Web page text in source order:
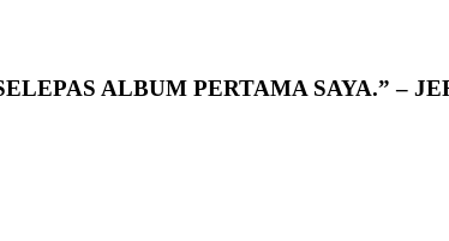
ALBUM PERTAMA SAYA.” –